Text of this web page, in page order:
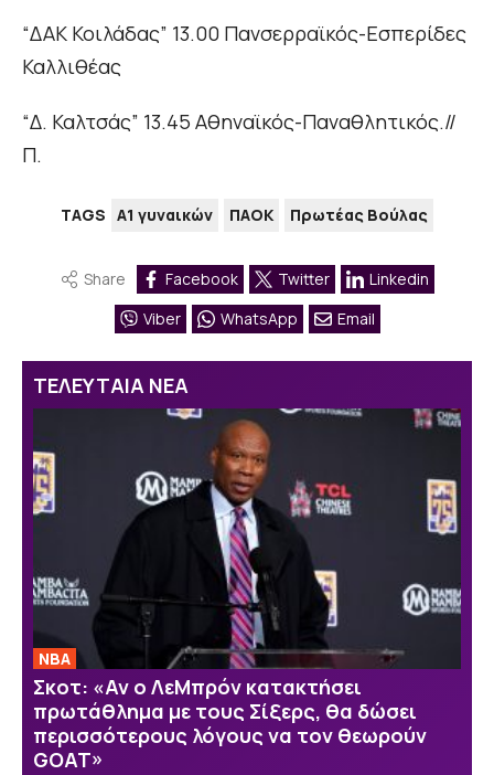
“ΔΑΚ Κοιλάδας” 13.00 Πανσερραϊκός-Εσπερίδες
Καλλιθέας
“Δ. Καλτσάς” 13.45 Αθηναϊκός-Παναθλητικός.//
Π.
TAGS Α1 γυναικών ΠΑΟΚ Πρωτέας Βούλας
Share Facebook Twitter
Linkedin
Viber
WhatsApp Email
ΤΕΛΕΥΤΑΙΑ ΝΕΑ
NBA
Σκοτ: «Αν ο ΛεΜπρόν κατακτήσει
πρωτάθλημα με τους Σίξερς, θα δώσει
περισσότερους λόγους να τον θεωρούν
GOAT»